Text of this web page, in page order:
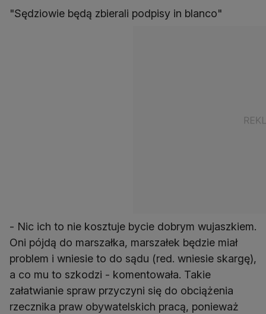
"Sędziowie będą zbierali podpisy in blanco"
- Nic ich to nie kosztuje bycie dobrym wujaszkiem.
Oni pójdą do marszałka, marszałek będzie miał
problem i wniesie to do sądu (red. wniesie skargę),
a co mu to szkodzi - komentowała. Takie
załatwianie spraw przyczyni się do obciążenia
rzecznika praw obywatelskich pracą, ponieważ